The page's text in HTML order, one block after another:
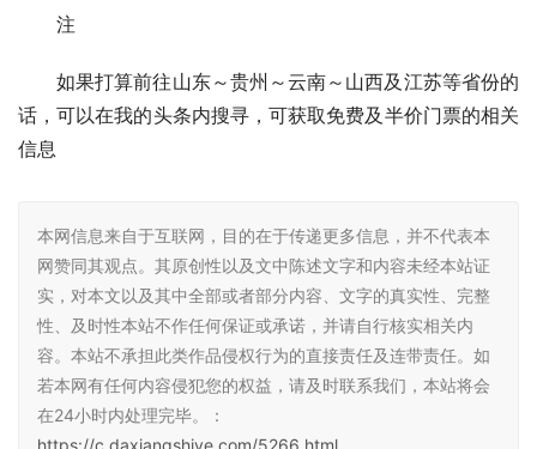
注
如果打算前往山东～贵州～云南～山西及江苏等省份的
话，可以在我的头条内搜寻，可获取免费及半价门票的相关
信息
本网信息来自于互联网，目的在于传递更多信息，并不代表本
网赞同其观点。其原创性以及文中陈述文字和内容未经本站证
实，对本文以及其中全部或者部分内容、文字的真实性、完整
性、及时性本站不作任何保证或承诺，并请自行核实相关内
容。本站不承担此类作品侵权行为的直接责任及连带责任。如
若本网有任何内容侵犯您的权益，请及时联系我们，本站将会
在24小时内处理完毕。：
https://c.daxiangshiye.com/5266.html